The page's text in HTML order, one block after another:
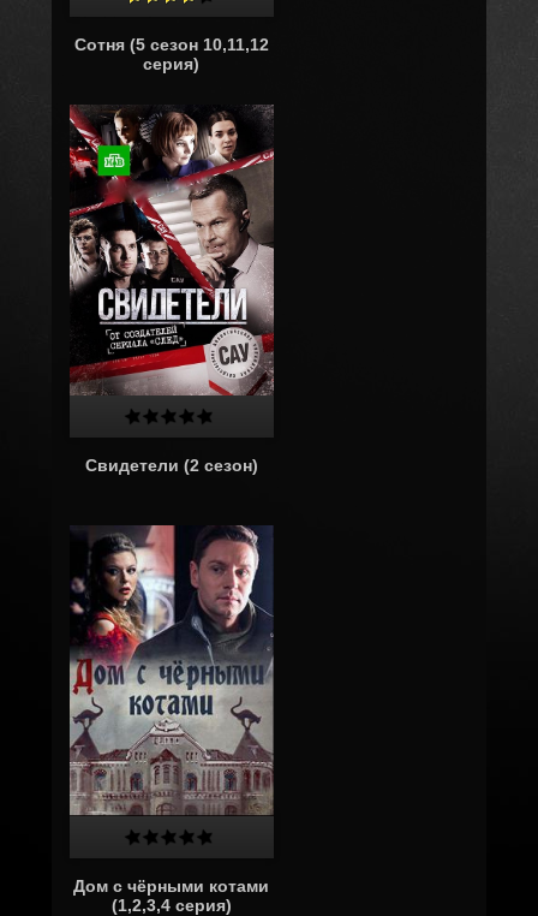
Сотня (5 сезон 10,11,12
серия)
Свидетели (2 сезон)
Дом с чёрными котами
(1,2,3,4 серия)